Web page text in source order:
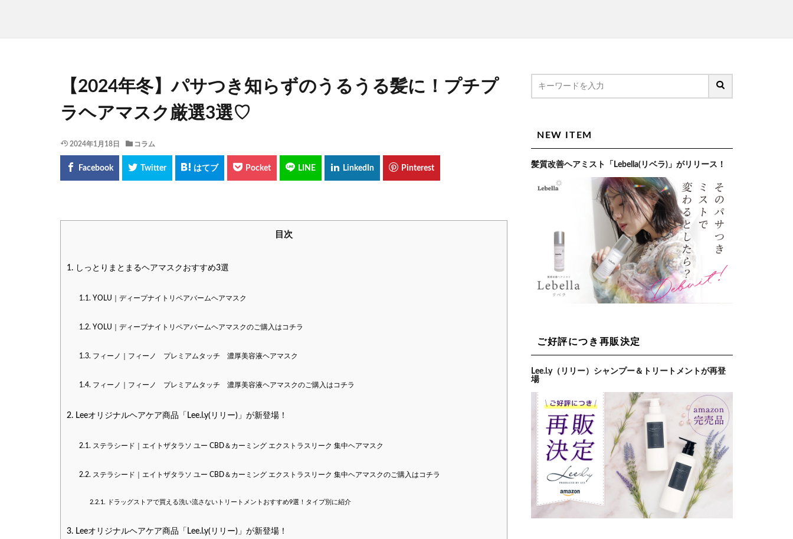
【2024年冬】パサつき知らずのうるうる髪に！プチプ
ラヘアマスク厳選3選♡
2024年1月18日 コラム
目次
1. しっとりまとまるヘアマスクおすすめ3選
1.1. YOLU｜ディープナイトリペアバームヘアマスク
1.2. YOLU｜ディープナイトリペアバームヘアマスクのご購入はコチラ
1.3. フィーノ｜フィーノ プレミアムタッチ 濃厚美容液ヘアマスク
1.4. フィーノ｜フィーノ プレミアムタッチ 濃厚美容液ヘアマスクのご購入はコチラ
2. Leeオリジナルヘアケア商品「Lee.l.y(リリー)」が新登場！
2.1. ステラシード｜エイトザタラソ ユー CBD＆カーミング エクストラスリーク 集中ヘアマスク
2.2. ステラシード｜エイトザタラソ ユー CBD＆カーミング エクストラスリーク 集中ヘアマスクのご購入はコチラ
2.2.1. ドラッグストアで買える洗い流さないトリートメントおすすめ9選！タイプ別に紹介
3. Leeオリジナルヘアケア商品「Lee.l.y(リリー)」が新登場！
NEW ITEM
髪質改善ヘアミスト「Lebella(リベラ)」がリリース！
ご好評につき再販決定
Lee.l.y（リリー）シャンプー＆トリートメントが再登
場